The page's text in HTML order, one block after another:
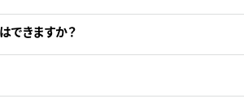
できますか？